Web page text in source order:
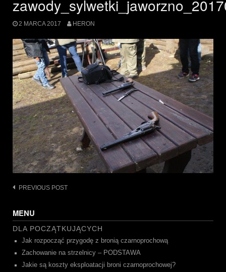
2 MARCA 2017 HERON
Post
PREVIOUS POST
MENU
DLA POCZĄTKUJĄCYCH
Jak rozpocząć przygodę z bronią czarnoprochową
Zachowanie na strzelnicy – PODSTAWA
Jakie są koszty eksploatacji broni czarnoprochowej?